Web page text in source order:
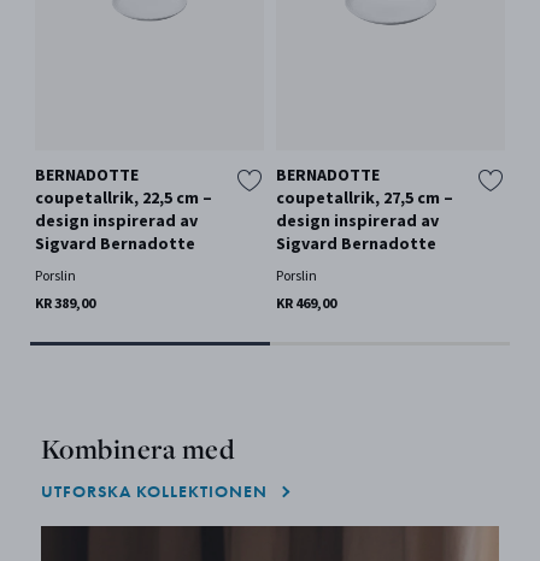
BERNADOTTE
coupetallrik, 22,5 cm –
design inspirerad av
Sigvard Bernadotte
Porslin
KR 389,00
BERNADOTTE
coupetallrik, 27,5 cm –
design inspirerad av
Sigvard Bernadotte
Porslin
KR 469,00
Kombinera med
UTFORSKA KOLLEKTIONEN